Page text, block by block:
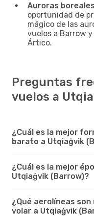
Auroras
oportunidad de
mágico de las
vuelos a Barrow
Ártico.
Preguntas
vuelos a
¿Cuál es la mejor
barato a Utqiaġvik
¿Cuál es la mejor
Utqiaġvik (Barrow)?
¿Qué aerolíneas
volar a Utqiaġvik